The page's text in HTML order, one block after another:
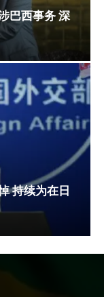
巴西事务 深
持续为在日